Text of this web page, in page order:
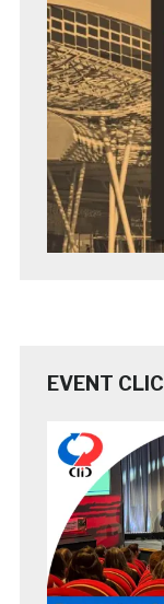
EVENT CLIC